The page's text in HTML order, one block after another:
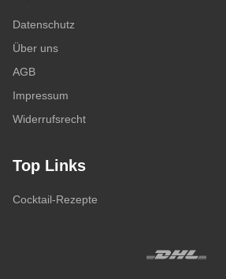
Datenschutz
Über uns
AGB
Impressum
Widerrufsrecht
Top Links
Cocktail-Rezepte